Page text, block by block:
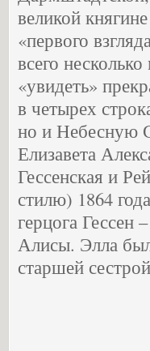
великой
«первого
всего
«увидеть»
в четырех
но и Небесную
Елизавета
Гессенская и
стилю) 1864
герцога
Алисы. Элла
старшей